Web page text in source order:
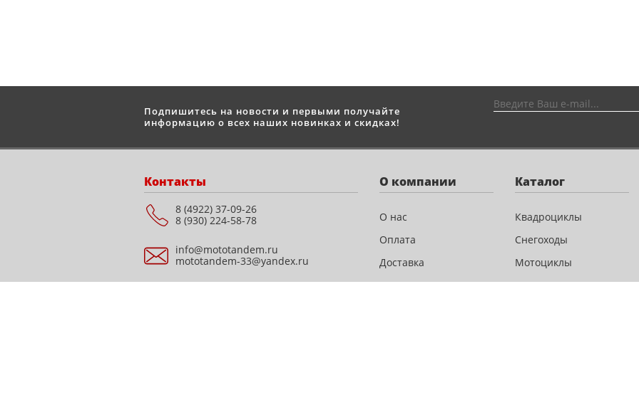
Подпишитесь на новости и первыми получайте
информацию о всех наших новинках и скидках!
Контакты
8 (4922) 37-09-26
8 (930) 224-58-78
info@mototandem.ru
mototandem-33@yandex.ru
О компании
О нас
Оплата
Доставка
Новости и акции
Каталог
Квадроциклы
Снегоходы
Мотоциклы
Скутеры